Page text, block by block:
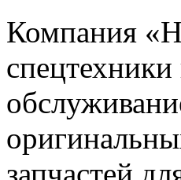
Компания
запчастей